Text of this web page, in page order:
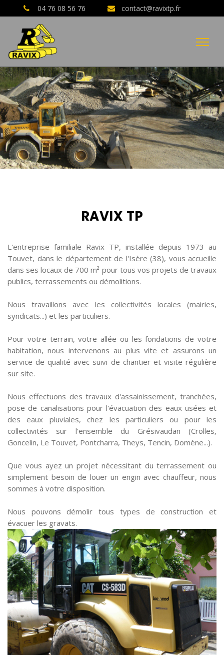
04 76 08 56 76 contact@ravixtp.fr
04 76 08 56 76 AVIS CLIENTS GOOGLE
RAVIX TP
L'entreprise familiale Ravix TP, installée depuis 1973 au
Touvet, dans le département de l'Isère (38), vous accueille
dans ses locaux de 700 m² pour tous vos projets de travaux
publics, terrassements ou démolitions.
Nous travaillons avec les collectivités locales (mairies,
syndicats...) et les particuliers.
Pour votre terrain, votre allée ou les fondations de votre
habitation, nous intervenons au plus vite et assurons un
service de qualité avec suivi de chantier et visite régulière
sur site.
Nous effectuons des travaux d'assainissement, tranchées,
pose de canalisations pour l'évacuation des eaux usées et
des eaux pluviales, chez les particuliers ou pour les
collectivités sur l'ensemble du Grésivaudan (Crolles,
Goncelin, Le Touvet, Pontcharra, Theys, Tencin, Domène...).
Que vous ayez un projet nécessitant du terrassement ou
simplement besoin de louer un engin avec chauffeur, nous
sommes à votre disposition.
Nous pouvons démolir tous types de construction et
évacuer les gravats.